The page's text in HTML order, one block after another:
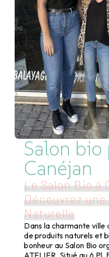
Salon bio
Canéjan
Le Salon Bio à
Découvrez
Naturelle
Dans la charmante ville
de produits naturels et
bonheur au Salon Bio
ATELIER. Situé au 6